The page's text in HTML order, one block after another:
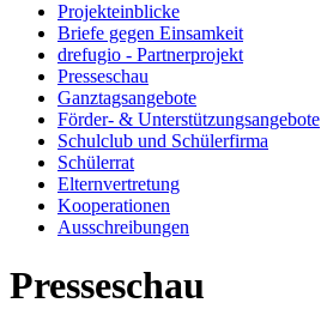
Projekteinblicke
Briefe gegen Einsamkeit
drefugio - Partnerprojekt
Presseschau
Ganztagsangebote
Förder- & Unterstützungsangebote
Schulclub und Schülerfirma
Schülerrat
Elternvertretung
Kooperationen
Ausschreibungen
Presseschau